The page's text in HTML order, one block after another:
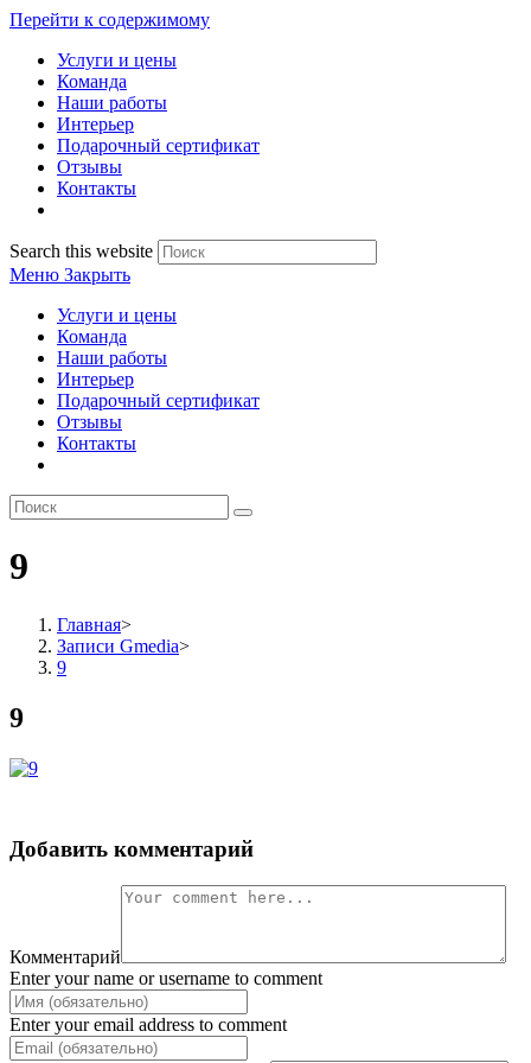
Перейти к содержимому
Услуги и цены
Команда
Наши работы
Интерьер
Подарочный сертификат
Отзывы
Контакты
Search this website
Меню Закрыть
Услуги и цены
Команда
Наши работы
Интерьер
Подарочный сертификат
Отзывы
Контакты
9
Главная>
Записи Gmedia>
9
9
Добавить комментарий
Комментарий
Enter your name or username to comment
Enter your email address to comment